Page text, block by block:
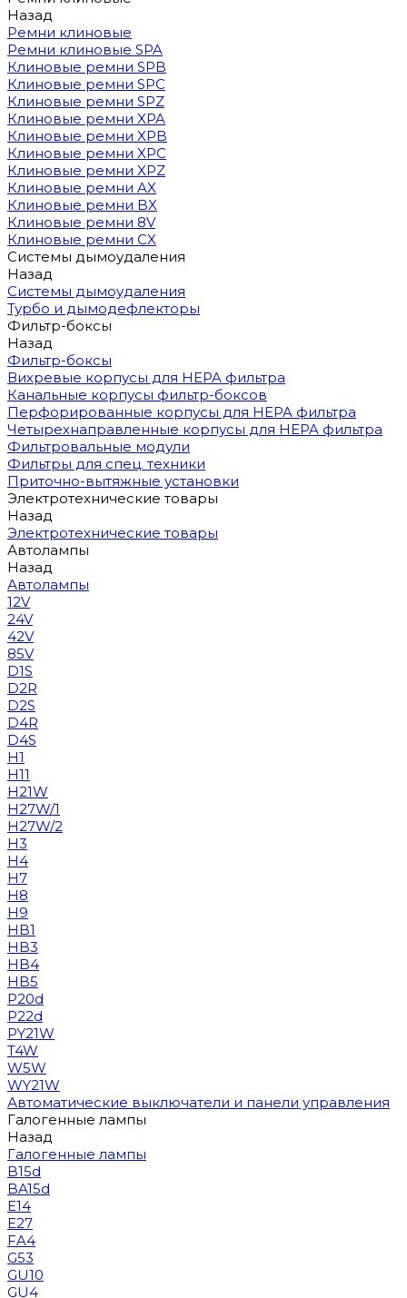
Назад
Ремни клиновые
Ремни клиновые SPA
Клиновые ремни SPB
Клиновые ремни SPC
Клиновые ремни SPZ
Клиновые ремни XPA
Клиновые ремни XPB
Клиновые ремни XPC
Клиновые ремни XPZ
Клиновые ремни AX
Клиновые ремни BX
Клиновые ремни 8V
Клиновые ремни CX
Системы дымоудаления
Назад
Системы дымоудаления
Турбо и дымодефлекторы
Фильтр-боксы
Назад
Фильтр-боксы
Вихревые корпусы для HEPA фильтра
Канальные корпусы фильтр-боксов
Перфорированные корпусы для HEPA фильтра
Четырехнаправленные корпусы для HEPA фильтра
Фильтровальные модули
Фильтры для спец. техники
Приточно-вытяжные установки
Электротехнические товары
Назад
Электротехнические товары
Автолампы
Назад
Автолампы
12V
24V
42V
85V
D1S
D2R
D2S
D4R
D4S
H1
H11
H21W
H27W/1
H27W/2
H3
H4
H7
H8
H9
HB1
HB3
HB4
HB5
P20d
P22d
PY21W
T4W
W5W
WY21W
Автоматические выключатели и панели управления
Галогенные лампы
Назад
Галогенные лампы
B15d
BA15d
E14
E27
FA4
G53
GU10
GU4